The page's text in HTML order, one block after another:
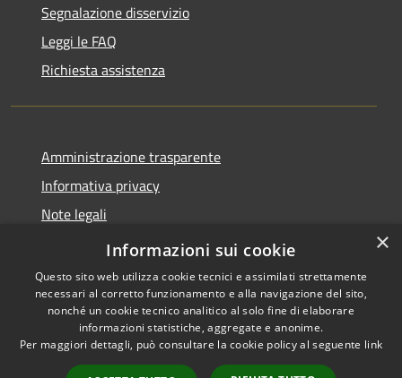
Segnalazione disservizio
Leggi le FAQ
Richiesta assistenza
Amministrazione trasparente
Informativa privacy
Note legali
Dichiarazione di accessibilità
Accessibilità
Copyright © 2026 • Comune di
Andora • Powered by
×
Informazioni sui cookie
Questo sito web utilizza cookie tecnici e assimilati strettamente
necessari al corretto funzionamento e alla navigazione del sito,
nonché un cookie tecnico analitico al solo fine di elaborare
informazioni statistiche, aggregate e anonime.
Per maggiori dettagli, può consultare la cookie policy al seguente link